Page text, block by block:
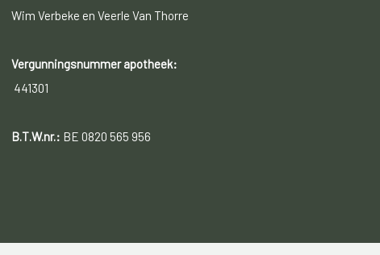
Wim Verbeke en Veerle Van Thorre
Vergunningsnummer apotheek:
441301
B.T.W.nr.: BE 0820 565 956